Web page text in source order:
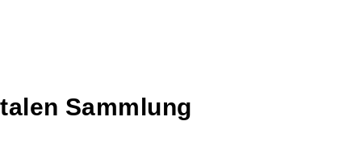
Sammlung